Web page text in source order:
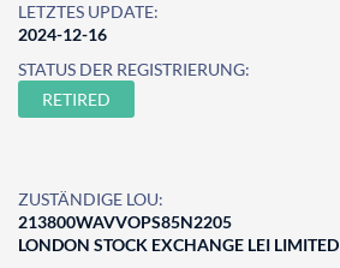
LETZTES UPDATE:
2024-12-16
STATUS DER REGISTRIERUNG:
RETIRED
ZUSTÄNDIGE LOU:
213800WAVVOPS85N2205
LONDON STOCK EXCHANGE LEI LIMITED